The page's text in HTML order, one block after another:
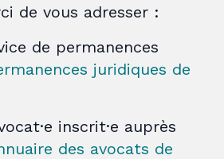
de vous adresser :
de permanences
juridiques de
inscrit·e auprès
des avocats de